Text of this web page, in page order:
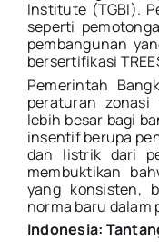
Institute (TGBI).
seperti
pembangunan
bersertifikasi
Pemerintah
peraturan
lebih besar bagi
insentif berupa
dan listrik dari
membuktikan
yang konsisten,
norma baru dalam
Indonesia: